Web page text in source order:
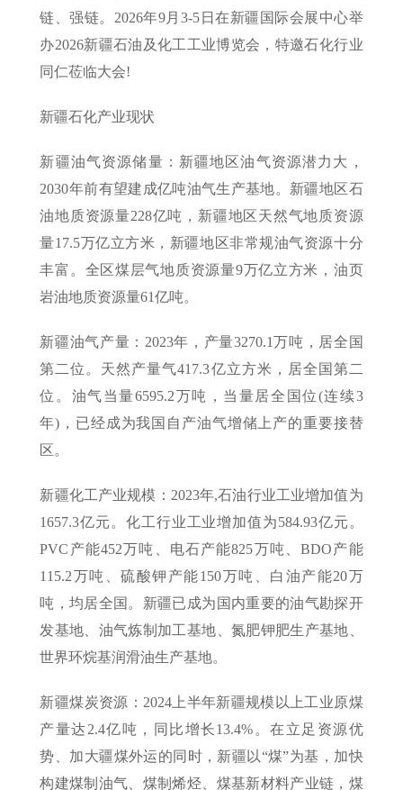
链、强链。2026年9月3-5日在新疆国际会展中心举
办2026新疆石油及化工工业博览会，特邀石化行业
同仁莅临大会!
新疆石化产业现状
新疆油气资源储量：新疆地区油气资源潜力大，
2030年前有望建成亿吨油气生产基地。新疆地区石
油地质资源量228亿吨，新疆地区天然气地质资源
量17.5万亿立方米，新疆地区非常规油气资源十分
丰富。全区煤层气地质资源量9万亿立方米，油页
岩油地质资源量61亿吨。
新疆油气产量：2023年，产量3270.1万吨，居全国
第二位。天然产量气417.3亿立方米，居全国第二
位。油气当量6595.2万吨，当量居全国位(连续3
年)，已经成为我国自产油气增储上产的重要接替
区。
新疆化工产业规模：2023年,石油行业工业增加值为
1657.3亿元。化工行业工业增加值为584.93亿元。
PVC产能452万吨、电石产能825万吨、BDO产能
115.2万吨、硫酸钾产能150万吨、白油产能20万
吨，均居全国。新疆已成为国内重要的油气勘探开
发基地、油气炼制加工基地、氮肥钾肥生产基地、
世界环烷基润滑油生产基地。
新疆煤炭资源：2024上半年新疆规模以上工业原煤
产量达2.4亿吨，同比增长13.4%。在立足资源优
势、加大疆煤外运的同时，新疆以“煤”为基，加快
构建煤制油气、煤制烯烃、煤基新材料产业链，煤